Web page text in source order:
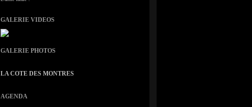
GALERIE VIDEOS
GALERIE PHOTOS
LA COTE DES MONTRES
AGENDA